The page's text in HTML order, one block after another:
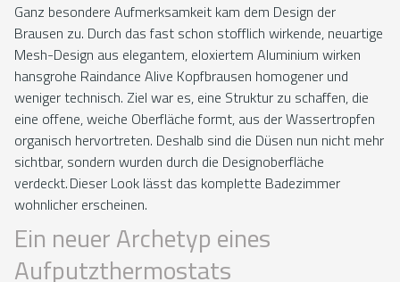
Ganz besondere Aufmerksamkeit kam dem Design der
Brausen zu. Durch das fast schon stofflich wirkende, neuartige
Mesh-Design aus elegantem, eloxiertem Aluminium wirken
hansgrohe Raindance Alive Kopfbrausen homogener und
weniger technisch. Ziel war es, eine Struktur zu schaffen, die
eine offene, weiche Oberfläche formt, aus der Wassertropfen
organisch hervortreten. Deshalb sind die Düsen nun nicht mehr
sichtbar, sondern wurden durch die Designoberfläche
verdeckt. Dieser Look lässt das komplette Badezimmer
wohnlicher erscheinen.
Ein neuer Archetyp eines
Aufputzthermostats